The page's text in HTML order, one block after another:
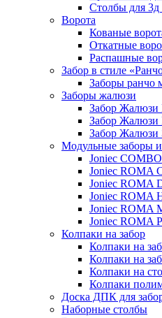
Столбы для 3д
Ворота
Кованые
Откатные
Распашные
Забор в стиле
Заборы ранчо
Заборы жалюзи
Забор Жалюзи
Забор Жалюзи
Забор
Модульные заборы
Joniec COMBO
Joniec ROMA
Joniec ROMA
Joniec ROMA
Joniec ROMA
Joniec ROMA
Колпаки на забор
Колпаки на
Колпаки на
Колпаки на
Колпаки
Доска ДПК для
Наборные столбы